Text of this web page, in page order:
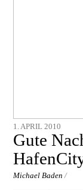
1. APRIL 2010
Gute
Michael Baden /